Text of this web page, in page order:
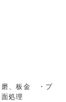
、板金 ・プ
処理